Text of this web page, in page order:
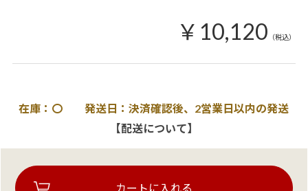
￥10,120 （税込）
在庫：〇 発送日：決済確認後、2営業日以内の発送
【配送について】